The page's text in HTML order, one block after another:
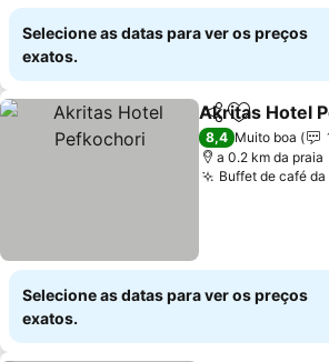
Selecione as datas para ver os preços
exatos.
PartilharAdicionar
Akritas Hotel
8,4 Muito boa
a 0.2 km da praia
Buffet de café
Selecione as datas para ver os preços
exatos.